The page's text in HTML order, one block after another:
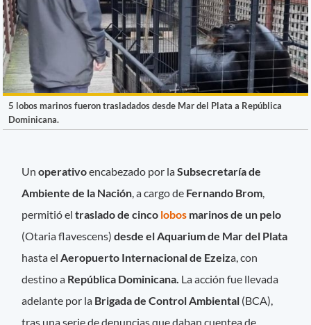
5 lobos marinos fueron trasladados desde Mar del Plata a República
Dominicana.
Unoperativoencabezado por laSubsecretaría de
Ambiente de la Nación , a cargo de Fernando Brom
permitió el traslado de cinco lobos marinos de un pelo
(Otaria flavescens)desde el Aquarium de Mar del Plata
hasta el Aeropuerto Internacional de Ezeiza, con
destino a República Dominicana. La acción fue llevada
adelante por la Brigada de Control Ambiental (BCA),
tras una serie de denuncias que daban cuentea de